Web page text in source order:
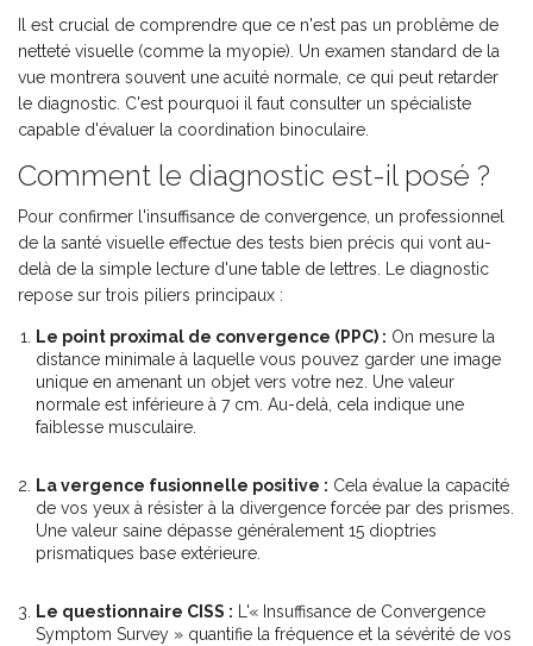
Il est crucial de comprendre que ce n'est pas un problème de
netteté visuelle (comme la myopie). Un examen standard de la
vue montrera souvent une acuité normale, ce qui peut retarder
le diagnostic. C'est pourquoi il faut consulter un spécialiste
capable d'évaluer la coordination binoculaire.
Comment le diagnostic est-il posé ?
Pour confirmer l'insuffisance de convergence, un professionnel
de la santé visuelle effectue des tests bien précis qui vont au-
delà de la simple lecture d'une table de lettres. Le diagnostic
repose sur trois piliers principaux :
Le point proximal de convergence (PPC) : On mesure la
distance minimale à laquelle vous pouvez garder une image
unique en amenant un objet vers votre nez. Une valeur
normale est inférieure à 7 cm. Au-delà, cela indique une
faiblesse musculaire.
La vergence fusionnelle positive : Cela évalue la capacité
de vos yeux à résister à la divergence forcée par des prismes.
Une valeur saine dépasse généralement 15 dioptries
prismatiques base extérieure.
Le questionnaire CISS : L'« Insuffisance de Convergence
Symptom Survey » quantifie la fréquence et la sévérité de vos